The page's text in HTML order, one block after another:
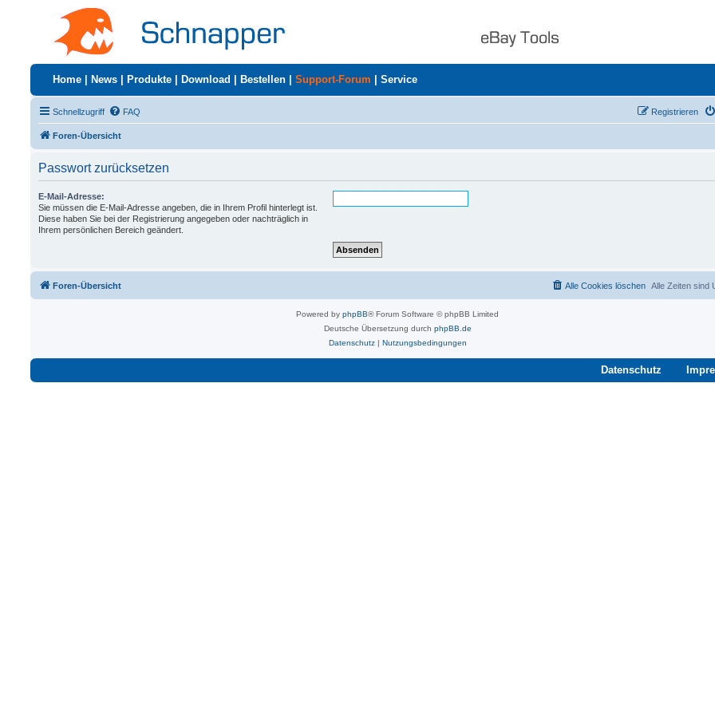
Home News Produkte Download Bestellen Support-Forum Service
Schnellzugriff FAQ Registrieren
Foren-Übersicht
Passwort zurücksetzen
E-Mail-Adresse:
Sie müssen die E-Mail-Adresse angeben, die in Ihrem Profil hinterlegt ist.
Diese haben Sie bei der Registrierung angegeben oder nachträglich in
Ihrem persönlichen Bereich geändert.
Foren-Übersicht Alle Zeiten sind
Alle Cookies löschen
Powered by phpBB® Forum Software © phpBB Limited
Deutsche Übersetzung durch phpBB.de
Datenschutz| Nutzungsbedingungen
Datenschutz